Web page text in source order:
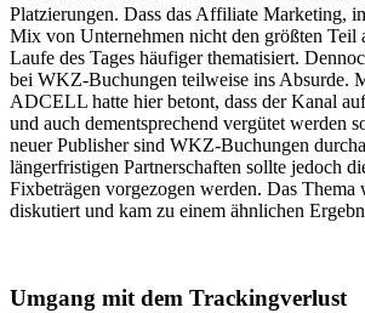
Platzierungen. Dass das Affiliate Marketing,
Mix von Unternehmen nicht den größten Teil
Laufe des Tages häufiger thematisiert.
bei WKZ-Buchungen teilweise ins Absurde.
ADCELL hatte hier betont, dass der Kanal
und auch dementsprechend vergütet werden
neuer Publisher sind WKZ-Buchungen
längerfristigen Partnerschaften sollte jedoch
Fixbeträgen vorgezogen werden. Das Thema
diskutiert und kam zu einem ähnlichen
Umgang mit dem Trackingverlust